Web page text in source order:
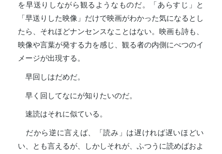
を早送りしながら観るようなものだ。「あらすじ」と
「早送りした映像」だけで映画がわかった気になるとし
たら、それほどナンセンスなことはない。映画も詩も、
映像や言葉が発する力を感じ、観る者の内側にべつのイ
メージが出現する。
早回しはだめだ。
早く回してなにが知りたいのだ。
速読はそれに似ている。
だから逆に言えば、「読み」は遅ければ遅いほどい
い、とも言えるが、しかしそれが、ふつうに読めばおよ